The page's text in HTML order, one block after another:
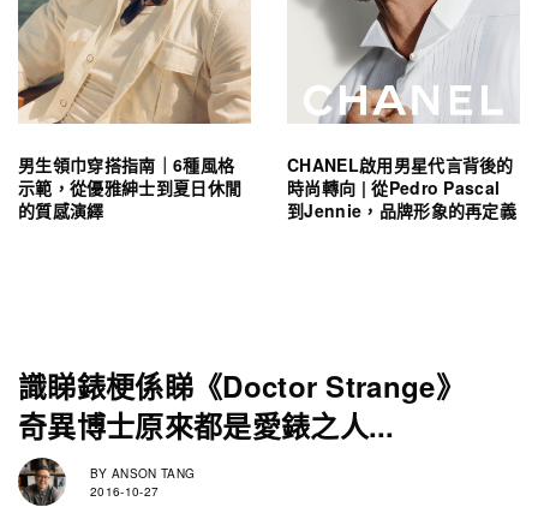
男生領巾穿搭指南｜6種風格
示範，從優雅紳士到夏日休閒
的質感演繹
CHANEL啟用男星代言背後的
時尚轉向 | 從Pedro Pascal
到Jennie，品牌形象的再定義
識睇錶梗係睇《Doctor Strange》
奇異博士原來都是愛錶之人...
BY ANSON TANG
2016-10-27